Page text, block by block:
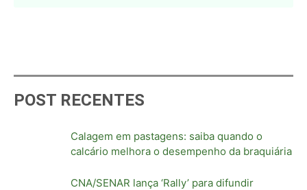
POST RECENTES
Calagem em pastagens: saiba quando o
calcário melhora o desempenho da braquiária
CNA/SENAR lança ‘Rally’ para difundir